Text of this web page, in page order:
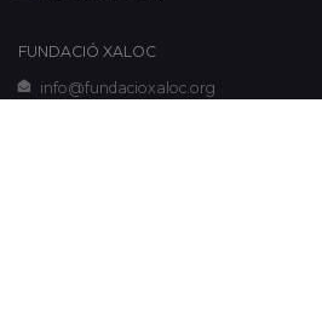
FUNDACIÓ XALOC
info@fundacioxaloc.org